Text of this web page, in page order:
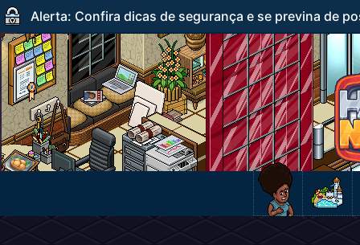
Alerta: Confira dicas de segurança e se previna de